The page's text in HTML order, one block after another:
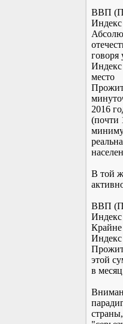
ВВП
Индекс
место
2016
(почти
В той
ВВП
Индекс
Индекс
этой
в